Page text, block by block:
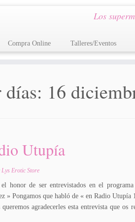
Los
Compra Online Talleres/Eventos
16
Utupía
Lys Erotic Store
honor de ser entrevistados en el programa
» Pongamos que habló de « en Radio Utupía
agradecerles esta entrevista que os